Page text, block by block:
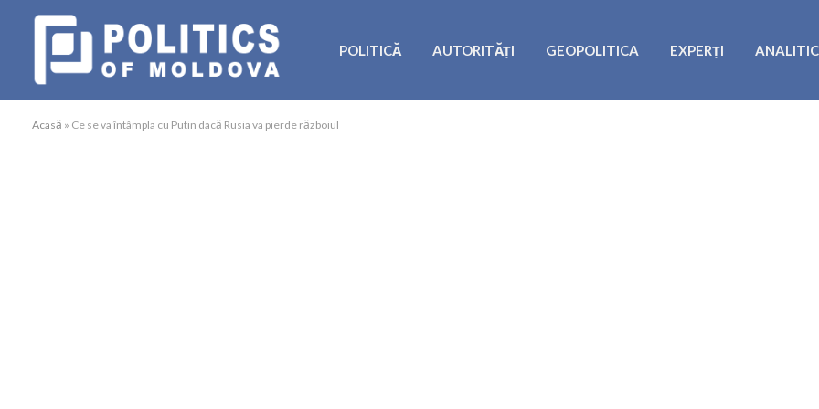
POLITICĂ AUTORITĂȚI GEOPOLITICA EXPERȚI
Acasă » Ce se va întâmpla cu Putin dacă Rusia va pierde războiul